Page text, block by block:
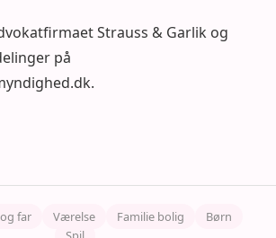
Strauss & Garlik og
på
far Værelse Familie bolig
Børn